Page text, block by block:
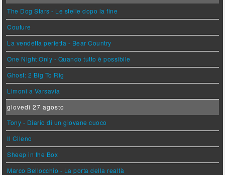
The Dog Stars - Le stelle dopo la fine
Couture
La vendetta perfetta - Bear Country
One Night Only - Quando tutto è possibile
Ghost: 2 Big To Rig
Limoni a Varsavia
giovedì 27 agosto
Tony - Diario di un giovane cuoco
Il Cileno
Sheep in the Box
Marco Bellocchio - La porta della realtà